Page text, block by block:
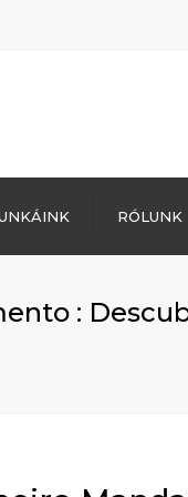
Bejegyzések
WordPress
RÓLUNK
: